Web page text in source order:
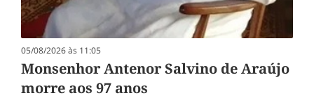
05/08/2026 às 11:05
Monsenhor Antenor Salvino de Araújo
morre aos 97 anos